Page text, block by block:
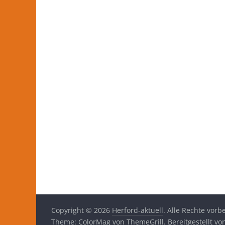
Copyright © 2026 Herford-aktuell. Alle Rechte
Theme: ColorMag von ThemeGrill. Bereitgestellt